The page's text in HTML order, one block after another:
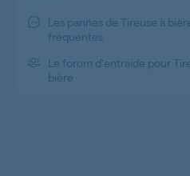
Les pannes de Tireuse à
fréquentes
Le forum d'entraide pour
bière